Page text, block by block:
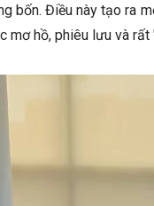
bốn. Điều này tạo ra
mơ hồ, phiêu lưu và rất